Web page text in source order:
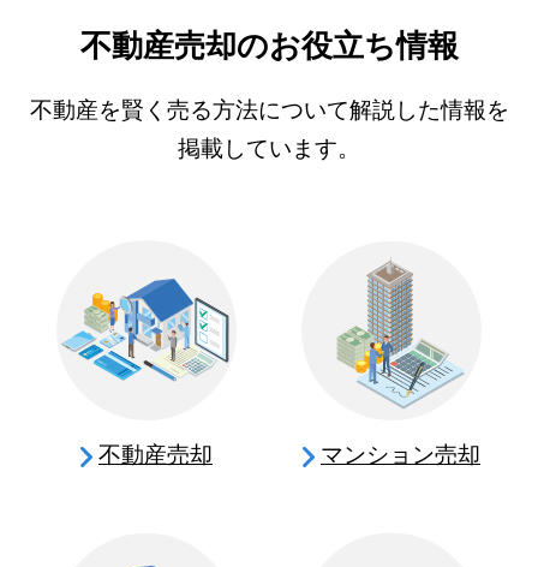
不動産売却のお役立ち情報
不動産を賢く売る方法について解説した情報を
掲載しています。
不動産売却 マンション売却